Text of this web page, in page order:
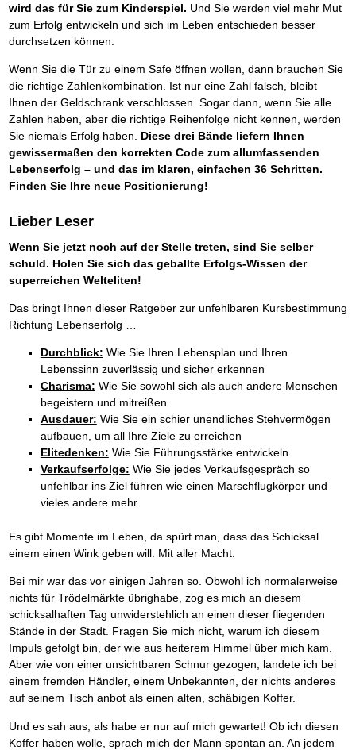
wird das für Sie zum Kinderspiel. Und Sie werden viel mehr Mut
zum Erfolg entwickeln und sich im Leben entschieden besser
durchsetzen können.
Wenn Sie die Tür zu einem Safe öffnen wollen, dann brauchen Sie
die richtige Zahlenkombination. Ist nur eine Zahl falsch, bleibt
Ihnen der Geldschrank verschlossen. Sogar dann, wenn Sie alle
Zahlen haben, aber die richtige Reihenfolge nicht kennen, werden
Sie niemals Erfolg haben. Diese drei Bände liefern Ihnen
gewissermaßen den korrekten Code zum allumfassenden
Lebenserfolg – und das im klaren, einfachen 36 Schritten.
Finden Sie Ihre neue Positionierung!
Lieber Leser
Wenn Sie jetzt noch auf der Stelle treten, sind Sie selber
schuld. Holen Sie sich das geballte Erfolgs-Wissen der
superreichen Welteliten!
Das bringt Ihnen dieser Ratgeber zur unfehlbaren Kursbestimmung
Richtung Lebenserfolg …
Durchblick: Wie Sie Ihren Lebensplan und Ihren
Lebenssinn zuverlässig und sicher erkennen
Charisma: Wie Sie sowohl sich als auch andere Menschen
begeistern und mitreißen
Ausdauer: Wie Sie ein schier unendliches Stehvermögen
aufbauen, um all Ihre Ziele zu erreichen
Elitedenken: Wie Sie Führungsstärke entwickeln
Verkaufserfolge: Wie Sie jedes Verkaufsgespräch so
unfehlbar ins Ziel führen wie einen Marschflugkörper und
vieles andere mehr
Es gibt Momente im Leben, da spürt man, dass das Schicksal
einem einen Wink geben will. Mit aller Macht.
Bei mir war das vor einigen Jahren so. Obwohl ich normalerweise
nichts für Trödelmärkte übrighabe, zog es mich an diesem
schicksalhaften Tag unwiderstehlich an einen dieser fliegenden
Stände in der Stadt. Fragen Sie mich nicht, warum ich diesem
Impuls gefolgt bin, der wie aus heiterem Himmel über mich kam.
Aber wie von einer unsichtbaren Schnur gezogen, landete ich bei
einem fremden Händler, einem Unbekannten, der nichts anderes
auf seinem Tisch anbot als einen alten, schäbigen Koffer.
Und es sah aus, als habe er nur auf mich gewartet! Ob ich diesen
Koffer haben wolle, sprach mich der Mann spontan an. An jedem